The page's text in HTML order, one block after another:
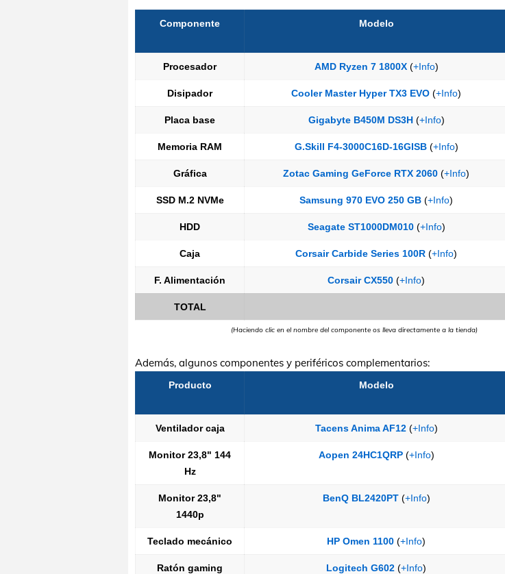
Componente Modelo
Procesador AMD Ryzen 7 1800X(+Info)
Disipador Cooler Master Hyper TX3 EVO (+Info)
Placa base Gigabyte B450M DS3H(+Info)
Memoria RAM G.Skill F4-3000C16D-16GISB(+Info)
Gráfica Zotac Gaming GeForce RTX 2060 (+Info)
SSD M.2 NVMe Samsung 970 EVO 250 GB (+Info)
HDD Seagate ST1000DM010(+Info)
Caja Corsair Carbide Series 100R (+Info)
F. Alimentación Corsair CX550 (+Info)
TOTAL
(Haciendo clic en el nombre del componente os lleva directamente a la tienda)
Además, algunos componentes y periféricos complementarios:
Producto Modelo
Ventilador caja Tacens Anima AF12(+Info)
Monitor 23,8" 144
Hz
Aopen 24HC1QRP(+Info)
Monitor 23,8"
1440p
BenQ BL2420PT(+Info)
Teclado mecánico HP Omen 1100 (+Info)
Ratón gaming Logitech G602 (+Info)